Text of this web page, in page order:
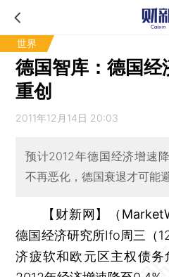
世界
德国智库：德国
重创
2011年12月14日 20:03
预计2012年德国经济增速
不再恶化，德国衰退才可能
【财新网】（
德国经济研究所Ifo周三（
济疲软和欧元区主权债